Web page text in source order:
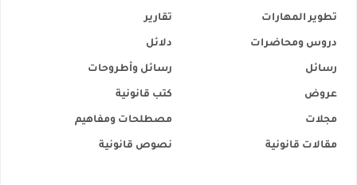
تطوير المهارات تقارير
دروس ومحاضرات دلائل
رسائل رسائل وأطروحات
عروض كتب قانونية
مجلات مصطلحات ومفاهيم
مقالات قانونية نصوص قانونية